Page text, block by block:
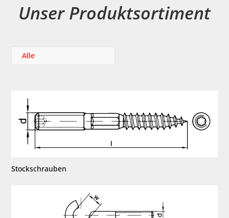
Unser Produktsortiment
Alle
Stockschrauben